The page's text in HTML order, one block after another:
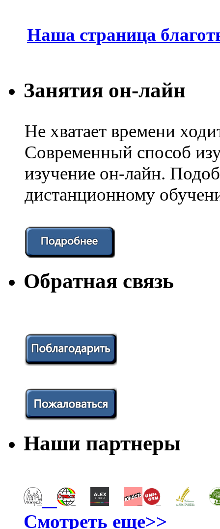
Наша страница
Занятия он-лайн
Не хватает времени
Современный способ
изучение он-лайн.
дистанционному
Обратная связь
Наши партнеры
Смотреть еще>>